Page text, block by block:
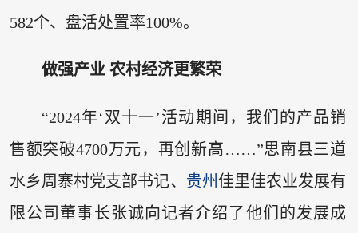
582个、盘活处置率100%。
做强产业 农村经济更繁荣
“2024年‘双十一’活动期间，我们的产品销
售额突破4700万元，再创新高……”思南县三道
水乡周寨村党支部书记、 贵州 佳里佳农业发展有
限公司董事长张诚向记者介绍了他们的发展成